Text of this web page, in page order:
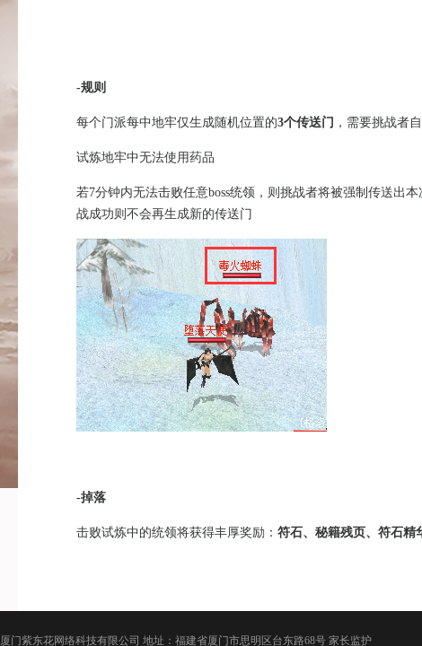
-规则
每个门派每中地牢仅生成随机位置的3个传送门 ，需要挑战者
试炼地牢中无法使用药品
若7分钟内无法击败任意boss统领，则挑战者将被强制传送出
战成功则不会再生成新的传送门
-掉落
击败试炼中的统领将获得丰厚奖励： 符石、秘籍残页、符石精
厦门紫东花网络科技有限公司 地址：福建省厦门市思明区台东路68号 家长监护